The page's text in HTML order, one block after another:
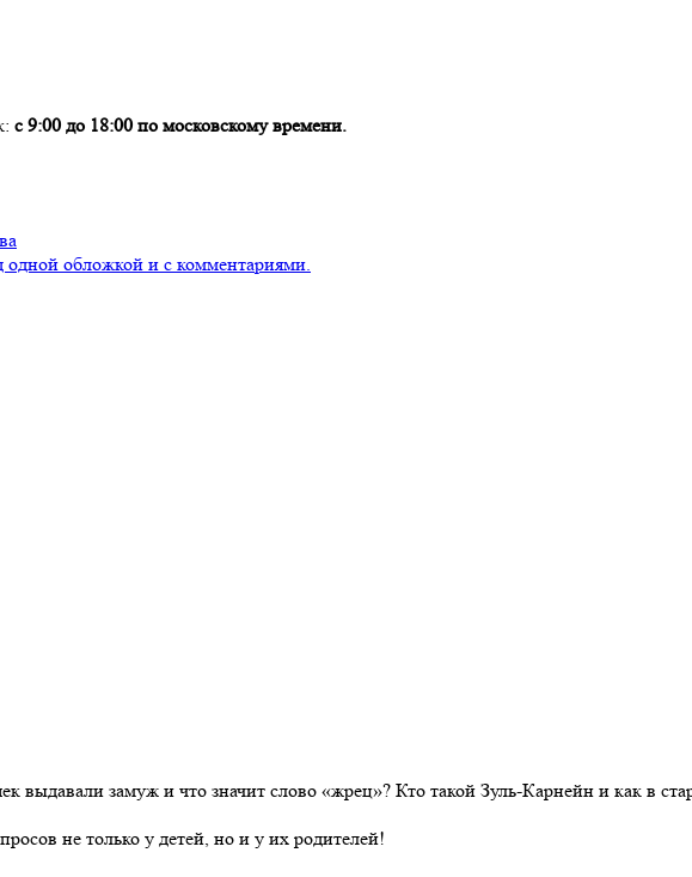
с 9:00 до 18:00 по московскому времени.
одной обложкой и с комментариями.
выдавали замуж и что значит слово «жрец»? Кто такой Зуль-Карнейн и как в
не только у детей, но и у их родителей!